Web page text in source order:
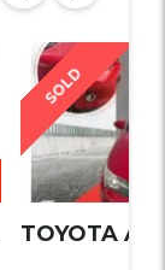
SOLD
TOYOTA